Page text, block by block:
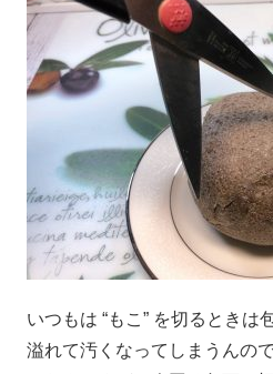
いつもは “もこ” を切るときは
溢れて汚くなってしまうんの